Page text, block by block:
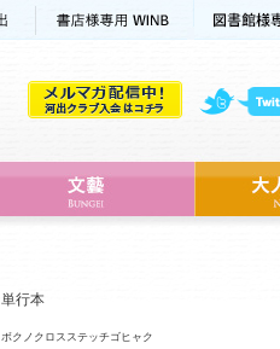
単行本
ボクノクロスステッチゴヒャク